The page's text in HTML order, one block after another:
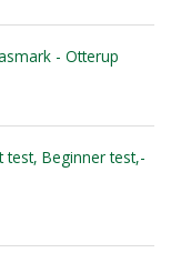
- Otterup
test, Beginner test,-